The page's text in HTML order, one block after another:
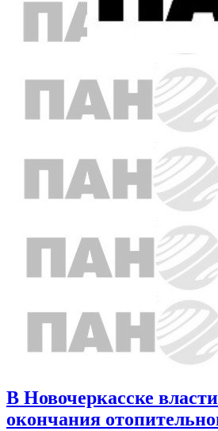
В Новочеркасске
окончания